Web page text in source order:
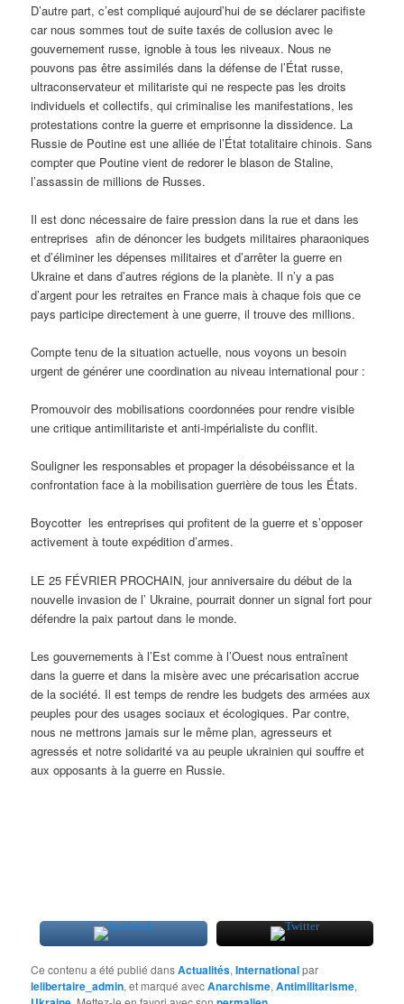
D’autre part, c’est compliqué aujourd’hui de se déclarer pacifiste
car nous sommes tout de suite taxés de collusion avec le
gouvernement russe, ignoble à tous les niveaux. Nous ne
pouvons pas être assimilés dans la défense de l’État russe,
ultraconservateur et militariste qui ne respecte pas les droits
individuels et collectifs, qui criminalise les manifestations, les
protestations contre la guerre et emprisonne la dissidence. La
Russie de Poutine est une alliée de l’État totalitaire chinois. Sans
compter que Poutine vient de redorer le blason de Staline,
l’assassin de millions de Russes.
Il est donc nécessaire de faire pression dans la rue et dans les
entreprises afin de dénoncer les budgets militaires pharaoniques
et d’éliminer les dépenses militaires et d’arrêter la guerre en
Ukraine et dans d’autres régions de la planète. Il n’y a pas
d’argent pour les retraites en France mais à chaque fois que ce
pays participe directement à une guerre, il trouve des millions.
Compte tenu de la situation actuelle, nous voyons un besoin
urgent de générer une coordination au niveau international pour :
Promouvoir des mobilisations coordonnées pour rendre visible
une critique antimilitariste et anti-impérialiste du conflit.
Souligner les responsables et propager la désobéissance et la
confrontation face à la mobilisation guerrière de tous les États.
Boycotter les entreprises qui profitent de la guerre et s’opposer
activement à toute expédition d’armes.
LE 25 FÉVRIER PROCHAIN, jour anniversaire du début de la
nouvelle invasion de l’ Ukraine, pourrait donner un signal fort pour
défendre la paix partout dans le monde.
Les gouvernements à l’Est comme à l’Ouest nous entraînent
dans la guerre et dans la misère avec une précarisation accrue
de la société. Il est temps de rendre les budgets des armées aux
peuples pour des usages sociaux et écologiques. Par contre,
nous ne mettrons jamais sur le même plan, agresseurs et
agressés et notre solidarité va au peuple ukrainien qui souffre et
aux opposants à la guerre en Russie.
Ce contenu a été publié dansActualités,Internationalpar
lelibertaire_admin, et marqué avecAnarchisme,Antimilitarisme,